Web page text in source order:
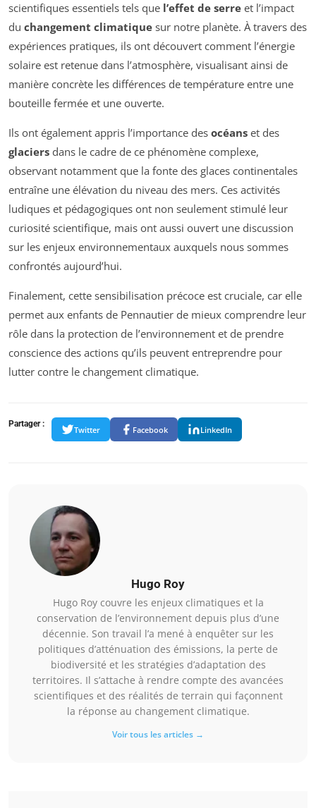
scientifiques essentiels tels que l’effet de serre et l’impact
du changement climatique sur notre planète. À travers des
expériences pratiques, ils ont découvert comment l’énergie
solaire est retenue dans l’atmosphère, visualisant ainsi de
manière concrète les différences de température entre une
bouteille fermée et une ouverte.
Ils ont également appris l’importance des océans et des
glaciers dans le cadre de ce phénomène complexe,
observant notamment que la fonte des glaces continentales
entraîne une élévation du niveau des mers. Ces activités
ludiques et pédagogiques ont non seulement stimulé leur
curiosité scientifique, mais ont aussi ouvert une discussion
sur les enjeux environnementaux auxquels nous sommes
confrontés aujourd’hui.
Finalement, cette sensibilisation précoce est cruciale, car elle
permet aux enfants de Pennautier de mieux comprendre leur
rôle dans la protection de l’environnement et de prendre
conscience des actions qu’ils peuvent entreprendre pour
lutter contre le changement climatique.
Partager :
Twitter Facebook LinkedIn
Hugo Roy
Hugo Roy couvre les enjeux climatiques et la
conservation de l’environnement depuis plus d’une
décennie. Son travail l’a mené à enquêter sur les
politiques d’atténuation des émissions, la perte de
biodiversité et les stratégies d’adaptation des
territoires. Il s’attache à rendre compte des avancées
scientifiques et des réalités de terrain qui façonnent
la réponse au changement climatique.
Voir tous les articles →